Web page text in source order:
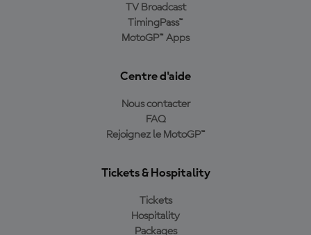
TV Broadcast
TimingPass™
MotoGP™ Apps
Centre d'aide
Nous contacter
FAQ
Rejoignez le MotoGP™
Tickets & Hospitality
Tickets
Hospitality
Packages